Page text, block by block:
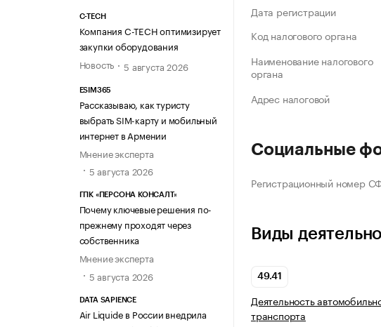
C-TECH
Компания C-TECH оптимизирует
закупки оборудования
Новость
5 августа 2026
ESIM365
Рассказываю, как туристу
выбрать SIM-карту и мобильный
интернет в Армении
Мнение эксперта
5 августа 2026
ГПК «ПЕРСОНА КОНСАЛТ»
Почему ключевые решения по-
прежнему проходят через
собственника
Мнение эксперта
5 августа 2026
DATA SAPIENCE
Air Liquide в России внедрила
Дата регистрации
Код налогового органа
Наименование налогового
органа
Адрес налоговой
Социальные
Регистрационный номер
Виды
49.41
Деятельность
транспорта